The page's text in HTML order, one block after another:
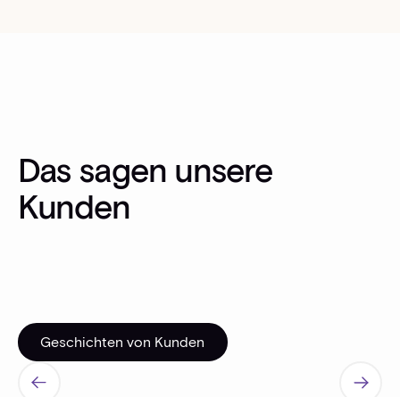
Das sagen unsere
Kunden
Geschichten von Kunden
Geschichten von Kunden